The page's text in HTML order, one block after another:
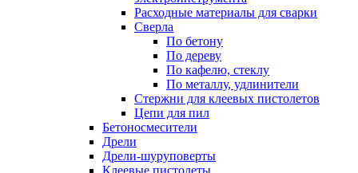
Расходные материалы для сварки
Сверла
По бетону
По дереву
По кафелю, стеклу
По металлу, удлинители
Стержни для клеевых пистолетов
Цепи для пил
Бетоносмесители
Дрели
Дрели-шуруповерты
Клеевые пистолеты